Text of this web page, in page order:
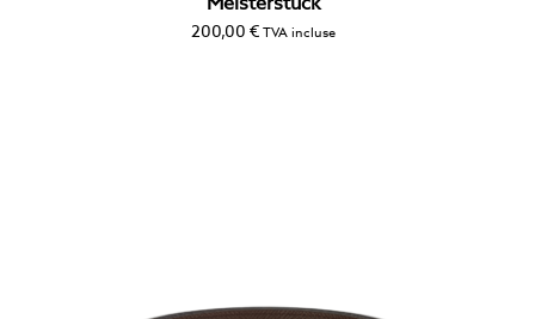
Meisterstück
200,00 € TVA incluse